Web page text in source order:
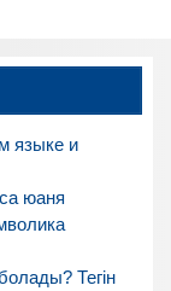
языке и
юаня
Тегін